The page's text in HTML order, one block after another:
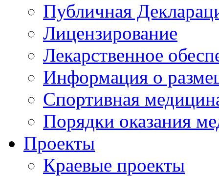
Публичная
Лицензирование
Лекарственное
Информация о
Спортивная
Порядки оказания
Проекты
Краевые проекты